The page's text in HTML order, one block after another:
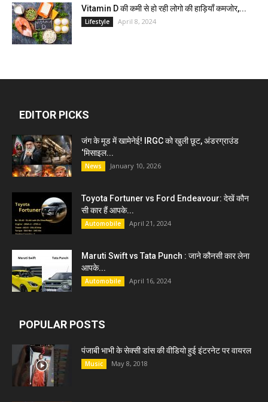
Vitamin D की कमी से हो रही लोगो की हाड़ियाँ कमजोर,...
Lifestyle April 8, 2024
EDITOR PICKS
जंग के मूड में खामेनेई! IRGC को खुली छूट, अंडरग्राउंड
‘मिसाइल...
News January 10, 2026
Toyota Fortuner vs Ford Endeavour: देखें कौन
सी कार हैं आपके...
Automobile April 21, 2024
Maruti Swift vs Tata Punch : जाने कौनसी कार लेना
आपके...
Automobile April 16, 2024
POPULAR POSTS
पंजाबी भाभी के सेक्सी डांस की वीडियो हुई इंटरनेट पर वायरल
Music May 8, 2018